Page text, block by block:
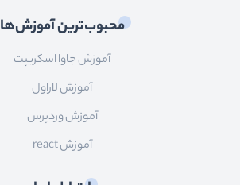
محبوب‌ترین آموزش‌ها
آموزش جاوا اسکریپت
آموزش لاراول
آموزش وردپرس
آموزش react